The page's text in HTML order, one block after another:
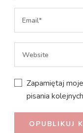
Zapamiętaj
pisania